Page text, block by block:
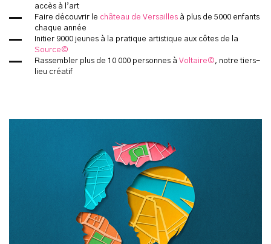
accès à l’art
Faire découvrir le château de Versailles à plus de 5000 enfants
chaque année
Initier 9000 jeunes à la pratique artistique aux côtes de la
Source©
Rassembler plus de 10 000 personnes à Voltaire©, notre tiers-
lieu créatif